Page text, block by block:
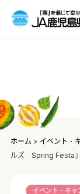
ホーム > イベント・
ルズ Spring Festa
イベント・キャ